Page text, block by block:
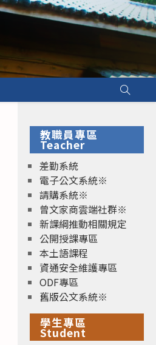
教職員專區
Teacher
差勤系統
電子公文系統※
請購系統※
曾文家商雲端社群※
新課綱推動相關規定
公開授課專區
本土語課程
資通安全維護專區
ODF專區
舊版公文系統※
學生專區
Student